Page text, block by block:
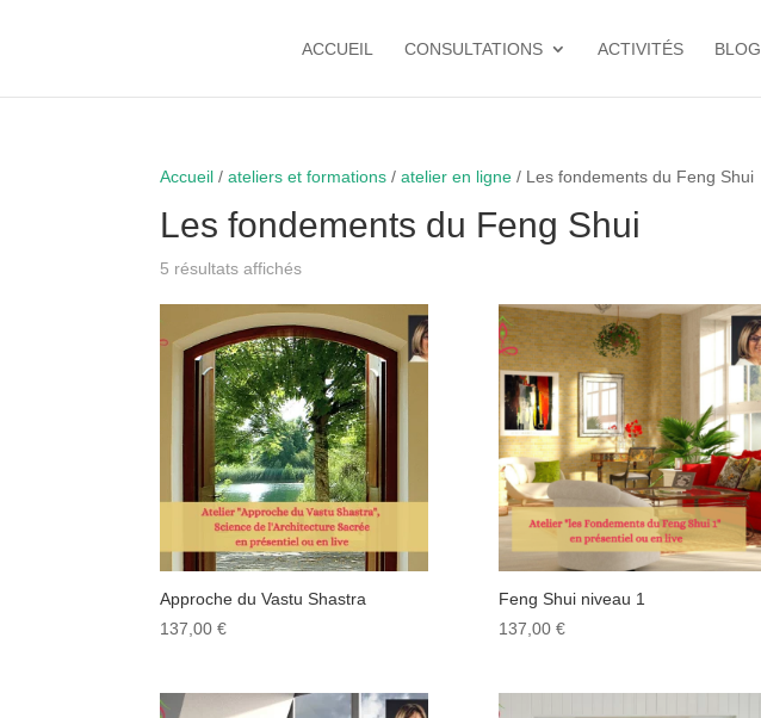
ACCUEIL CONSULTATIONS ACTIVITÉS BLOG
Accueil /ateliers et formations /atelier en ligne / Les fondements du Feng Shui
Les fondements du Feng Shui
5 résultats affichés
Approche du Vastu Shastra
137,00€
Feng Shui niveau 1
137,00 €